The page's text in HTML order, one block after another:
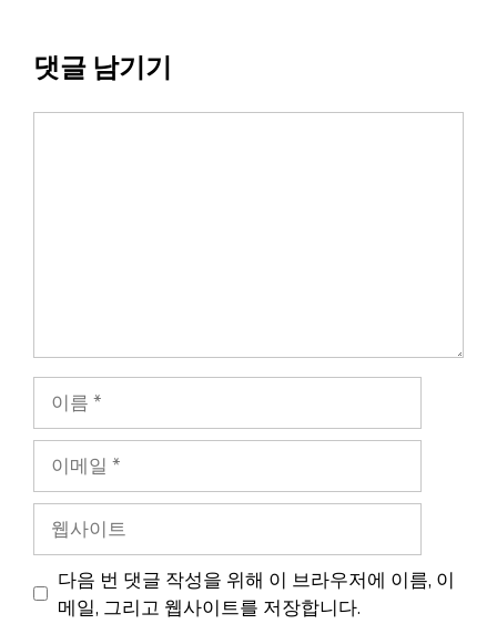
댓글 남기기
일
트
다음 번 댓글 작성을 위해 이 브라우저에 이름, 이
메일, 그리고 웹사이트를 저장합니다.